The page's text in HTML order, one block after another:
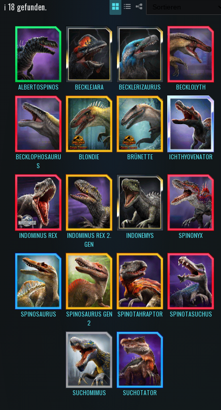
ℹ️ 18 gefunden.
ALBERTOSPINOS BECKLEJARA BECKLERIZAURUS BECKLOLYTH
BECKLOPHOSAURU
S
BLONDIE BRÜNETTE ICHTHYOVENATOR
INDOMINUS REX
INDOMINUS REX 2.
GEN
INDONEMYS SPINONYX
SPINOSAURUS
SPINOSAURUS GEN
2
SPINOTAHRAPTOR SPINOTASUCHUS
SUCHOMIMUS SUCHOTATOR